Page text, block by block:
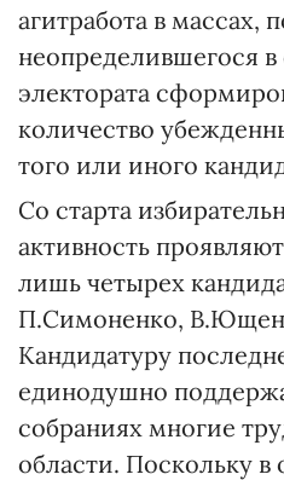
агитработа в массах,
неопределившегося
электората
количество
того или иного
Со старта
активность
лишь четырех
П.Симоненко,
Кандидатуру
единодушно
собраниях многие
области. Поскольку